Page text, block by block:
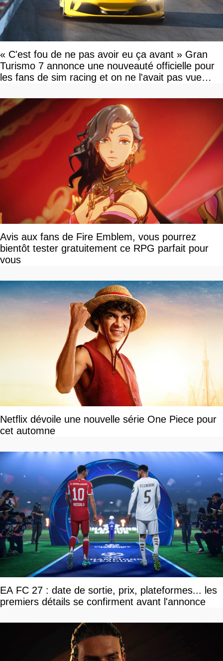
« C'est fou de ne pas avoir eu ça avant » Gran
Turismo 7 annonce une nouveauté officielle pour
les fans de sim racing et on ne l'avait pas vue
Avis aux fans de Fire Emblem, vous pourrez
bientôt tester gratuitement ce RPG parfait pour
vous
Netflix dévoile une nouvelle série One Piece pour
cet automne
EA FC 27 : date de sortie, prix, plateformes... les
premiers détails se confirment avant l'annonce